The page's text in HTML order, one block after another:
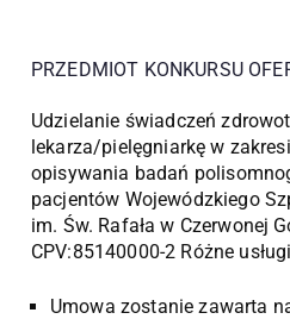
PRZEDMIOT KONKURSU
Udzielanie świadczeń
lekarza/pielęgniarkę w
opisywania badań
pacjentów Wojewódzkiego
im. Św. Rafała w Czerwonej
CPV:85140000-2 Różne
Umowa zostanie zawarta